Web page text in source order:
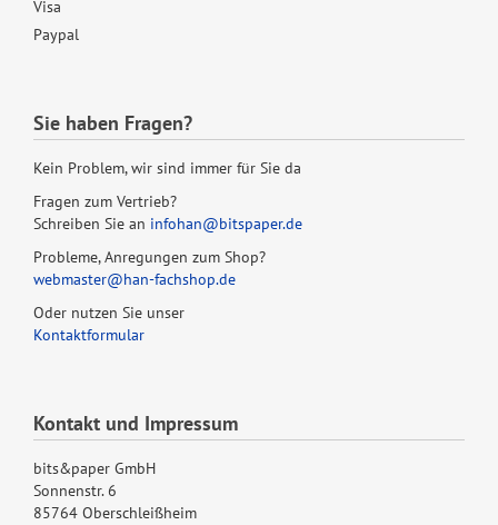
Visa
Paypal
Sie haben Fragen?
Kein Problem, wir sind immer für Sie da
Fragen zum Vertrieb?
Schreiben Sie an infohan@bitspaper.de
Probleme, Anregungen zum Shop?
webmaster@han-fachshop.de
Oder nutzen Sie unser
Kontaktformular
Kontakt und Impressum
bits&paper GmbH
Sonnenstr. 6
85764 Oberschleißheim